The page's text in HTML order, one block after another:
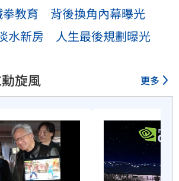
拳教育 背後換角內幕曝光
水新房 人生最後規劃曝光
旋風 更多